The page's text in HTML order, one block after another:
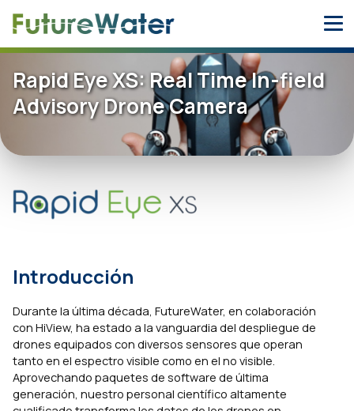
Rapid Eye XS: Real Time In-field
Advisory Drone Camera
Introducción
Durante la última década, FutureWater, en colaboración
con HiView, ha estado a la vanguardia del despliegue de
drones equipados con diversos sensores que operan
tanto en el espectro visible como en el no visible.
Aprovechando paquetes de software de última
generación, nuestro personal científico altamente